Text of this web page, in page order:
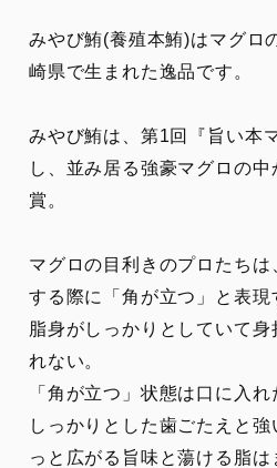
みやび鮪(養殖本鮪)はマグロ
崎県で生まれた逸品です。
みやび鮪は、第1回『旨い本
し、並み居る強豪マグロの
賞。
マグロの目利きのプロたち
する際に「角が立つ」と表現
脂身がしっかりとしていて
れない。
「角が立つ」状態は口に入れ
しっかりとした歯ごたえと
っと広がる旨味と蕩ける脂は